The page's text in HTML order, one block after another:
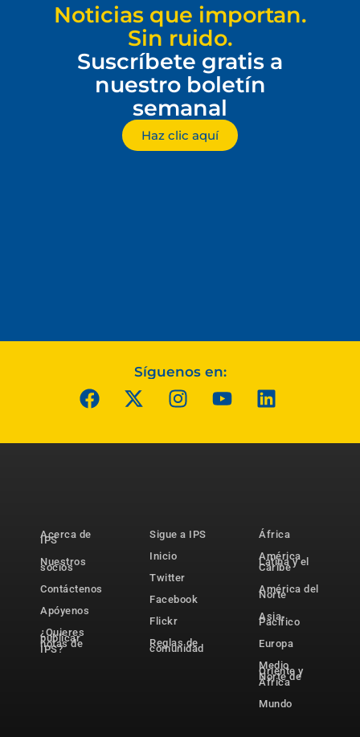
Noticias que importan.
Sin ruido.
Suscríbete gratis a
nuestro boletín
semanal
Haz clic aquí
Síguenos en:
Acerca de
IPS
Nuestros
socios
Contáctenos
Apóyenos
¿Quieres
publicar
notas de
IPS?
Sigue a IPS
Inicio
Twitter
Facebook
Flickr
Reglas de
comunidad
África
América
Latina y el
Caribe
América del
Norte
Asia-
Pacífico
Europa
Medio
Oriente y
Norte de
África
Mundo